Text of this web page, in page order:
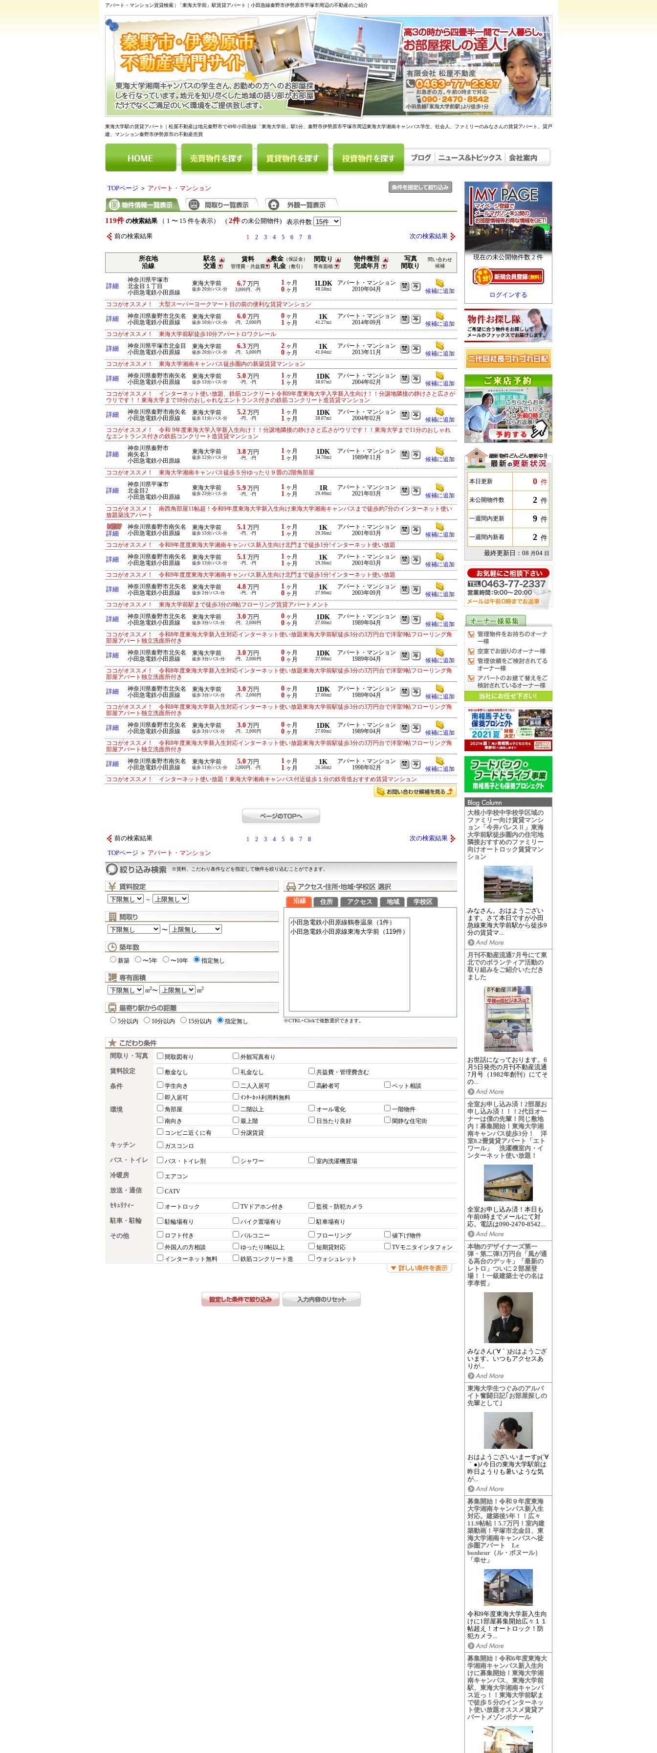
アパート・マンション賃貸検索 | 「東海大学前」駅賃貸アパート｜小田急線秦野市伊勢原市平塚市周辺の不動産のご紹介
東海大学駅の賃貸アパート｜松屋不動産は地元秦野市で49年小田急線「東海大学前」駅1分、秦野市伊勢原市平塚市周辺東海大学湘南キャンパス学生、社会人、ファミリーのみなさんの賃貸アパート、貸戸
建、マンション秦野市伊勢原市の不動産売買
現在の未公開物件数 2 件
ログインする
本日更新 0 件
未公開物件数 2 件
一週間内更新 9 件
一週間内新着 2 件
最終更新日：08 月04 日
大根小学校中学校学区域の
ファミリー向け賃貸マンシ
ョン「今井パレスⅡ」東海
大学前駅徒歩圏内の住宅地
隣接おすすめのファミリー
向けオートロック賃貸マン
ション
みなさん。おはようござい
ます。さて本日ですが小田
急線東海大学前駅から徒歩9
分の賃貸マ...
月刊不動産流通7月号にて東
北でのボランティア活動の
取り組みをご紹介いただき
ました
お世話になっております。6
月5日発売の月刊不動産流通
7月号（1982年創刊）にてそ
の...
全室お申し込み済！2部屋お
申し込み済！！！2代目オー
ナーは僕の先輩！同じ敷地
内！募集開始！東海大学湘
南キャンパス徒歩3分！ 洋
室8.2畳賃貸アパート「エト
ワール」 洗濯機室内・イ
ンターネット使い放題！
全室お申し込み済！本日も
午前0時までメールにて対
応。電話は090-2470-8542...
本物のデザイナーズ第一
弾・第二弾3万円台「風が通
る高台のデッキ」「最新の
レトロ」ついに２部屋登
場！！一級建築士その名は
李孝哲」
みなさん(´∀｀)おはようござ
います。いつもアクセスあ
りが...
東海大学生つぐみのアルバ
イト奮闘日記｢お部屋探しの
先輩として｣
おはようございいまーすp(´∀
｀●)ﾉ今日の東海大学駅前は
昨日ようりも暑いような気
が...
募集開始！令和９年度東海
大学湘南キャンパス新入生
対応。建築後5年！！広々
11.9帖帖！5.7万円！室内建
築動画！平塚市北金目、東
海大学湘南キャンパスへ徒
歩圏アパート Le
bonheur（ル・ボヌール）
「幸せ」
令和9年度東海大学新入生向
けに1部屋募集開始広々１１
帖超え！オートロック！防
犯カメラ...
募集開始！令和6年度東海大
学湘南キャンパス新入生向
けに募集開始！東海大学湘
南キャンパス、東海大学前
駅、東海大学湘南キャンパ
ス近っ！！東海大学前駅ま
で徒歩５分のインターネッ
ト使い放題オススメ賃貸ア
パートメゾンボナール
TOPページ ＞ アパート・マンション
119件 の検索結果（ 1 〜 15 件を表示） ( 2件の未公開物件) 表示件数
前の検索結果 1 2 3 4 5 6 7 8 次の検索結果
所在地
沿線
駅名
交通
賃料
管理費・共益費
敷金（保証金）
礼金（敷引）
間取り
専有面積
物件種別
完成年月
写真
間取り
問い合わせ
候補
詳細
神奈川県平塚市
北金目１丁目
小田急電鉄小田原線
東海大学前
徒歩 20分/バス-分
6.7万円
3,000円、-円
1 ヶ月
0ヶ月
1LDK
48.58m2
アパート・マンション
2010年04月
候補に追加
ココがオススメ！ 大型スーパーヨークマート目の前の便利な賃貸マンション
詳細
神奈川県秦野市北矢名
小田急電鉄小田原線
東海大学前
徒歩 10分/バス-分
6.0万円
-円、 2,000円
0ヶ月
1 ヶ月
1K
41.27m2
アパート・マンション
2014年09月
候補に追加
ココがオススメ！ 東海大学前駅徒歩10分アパートロワクレール
詳細
神奈川県平塚市北金目
小田急電鉄小田原線
東海大学前
徒歩 20分/バス-分
6.3万円
-円、 5,000円
2ヶ月
0ヶ月
1K
41.04m2
アパート・マンション
2013年11月
候補に追加
ココがオススメ！ 東海大学湘南キャンパス徒歩圏内の新築賃貸マンション
詳細
神奈川県秦野市南矢名
小田急電鉄小田原線
東海大学前
徒歩 13分/バス-分
5.0万円
-円、-円
1 ヶ月
1 ヶ月
1DK
38.07m2
アパート・マンション
2004年02月
候補に追加
ココがオススメ！ インターネット使い放題、鉄筋コンクリート令和9年度東海大学入学新入生向け！！分譲地隣接の静けさと広さが
ウリです！！東海大学まで10分のおしゃれなエントランス付きの鉄筋コンクリート造賃貸マンション
詳細
神奈川県秦野市南矢名
小田急電鉄小田原線
東海大学前
徒歩 11分/バス-分
5.2万円
-円、-円
1 ヶ月
1 ヶ月
1DK
38.07m2
アパート・マンション
2004年02月
候補に追加
ココがオススメ！ 令和 9年度東海大学入学新入生向け！！分譲地隣接の静けさと広さがウリです！！東海大学まで11分のおしゃれ
なエントランス付きの鉄筋コンクリート造賃貸マンション
詳細
神奈川県秦野市
南矢名3
小田急電鉄小田原線
東海大学前
徒歩 12分/バス-分
3.8万円
-円、-円
1 ヶ月
1 ヶ月
1DK
34.70m2
アパート・マンション
1989年11月
候補に追加
ココがオススメ！ 東海大学湘南キャンパス徒歩５分ゆったり９畳の2階角部屋
詳細
神奈川県平塚市
北金目2
小田急電鉄小田原線
東海大学前
徒歩 23分/バス-分
5.9万円
-円、-円
1 ヶ月
1 ヶ月
1R
29.49m2
アパート・マンション
2021年03月
候補に追加
ココがオススメ！ 南西角部屋11帖超！令和9年度東海大学新入生向け東海大学湘南キャンパスまで徒歩約7分のインターネット使い
放題築浅アパート
詳細
神奈川県秦野市南矢名
小田急電鉄小田原線
東海大学前
徒歩 13分/バス-分
5.1 万円
-円、-円
1 ヶ月
1 ヶ月
1K
29.36m2
アパート・マンション
2001年03月
候補に追加
ココがオススメ！ 令和9年度度東海大学湘南キャンパス新入生向け北門まで徒歩1分!インターネット使い放題
詳細
神奈川県秦野市南矢名
小田急電鉄小田原線
東海大学前
徒歩 13分/バス-分
5.1 万円
-円、-円
1 ヶ月
1 ヶ月
1K
29.36m2
アパート・マンション
2001年03月
候補に追加
ココがオススメ！ 令和9年度度東海大学湘南キャンパス新入生向け北門まで徒歩1分!インターネット使い放題
詳細
神奈川県秦野市北矢名
小田急電鉄小田原線
東海大学前
徒歩 2分/バス-分
4.8万円
-円、-円
1 ヶ月
0ヶ月
1K
27.90m2
アパート・マンション
2003年09月
候補に追加
ココがオススメ！ 東海大学前駅まで徒歩3分の8帖フローリング賃貸アパートメント
詳細
神奈川県秦野市北矢名
小田急電鉄小田原線
東海大学前
徒歩 3分/バス-分
3.0万円
-円、 2,000円
0ヶ月
0ヶ月
1DK
27.00m2
アパート・マンション
1989年04月
候補に追加
ココがオススメ！ 令和8年度東海大学新入生対応インターネット使い放題東海大学前駅徒歩3分の3万円台で洋室9帖フローリング角
部屋アパート独立洗面所付き
詳細
神奈川県秦野市北矢名
小田急電鉄小田原線
東海大学前
徒歩 3分/バス-分
3.0万円
-円、 2,000円
0ヶ月
0ヶ月
1DK
27.00m2
アパート・マンション
1989年04月
候補に追加
ココがオススメ！ 令和8年度東海大学新入生対応インターネット使い放題東海大学前駅徒歩3分の3万円台で洋室9帖フローリング角
部屋アパート独立洗面所付き
詳細
神奈川県秦野市北矢名
小田急電鉄小田原線
東海大学前
徒歩 3分/バス-分
3.0万円
-円、 2,000円
0ヶ月
0ヶ月
1DK
27.00m2
アパート・マンション
1989年04月
候補に追加
ココがオススメ！ 令和8年度東海大学新入生対応インターネット使い放題東海大学前駅徒歩3分の3万円台で洋室9帖フローリング角
部屋アパート独立洗面所付き
詳細
神奈川県秦野市北矢名
小田急電鉄小田原線
東海大学前
徒歩 3分/バス-分
3.0万円
-円、 2,000円
0ヶ月
0ヶ月
1DK
27.00m2
アパート・マンション
1989年04月
候補に追加
ココがオススメ！ 令和8年度東海大学新入生対応インターネット使い放題東海大学前駅徒歩3分の3万円台で洋室9帖フローリング角
部屋アパート独立洗面所付き
詳細
神奈川県秦野市南矢名
小田急電鉄小田原線
東海大学前
徒歩 11分/バス-分
5.0万円
2,000円、-円
1 ヶ月
1 ヶ月
1K
26.56m2
アパート・マンション
1998年02月
候補に追加
ココがオススメ！ インターネット使い放題！東海大学湘南キャンパス付近徒歩１分の鉄骨造おすすめ賃貸マンション
前の検索結果 1 2 3 4 5 6 7 8 次の検索結果
TOPページ ＞ アパート・マンション
※賃料、こだわり条件などを指定して物件を絞り込むことができます。
～
〜
新築 〜5年 〜10年 指定無し
m2〜 m2
5分以内 10分以内 15分以内 指定無し
沿線 住所 アクセス 地域 学校区
※CTRL+Clickで複数選択できます。
間取り・写真 間取図有り 外観写真有り
賃料設定 敷金なし 礼金なし 共益費・管理費含む
条件 学生向き 二人入居可 高齢者可
ペット相談
即入居可
ｲﾝﾀｰﾈｯﾄ利用料無料
環境 角部屋 二階以上 オール電化
一階物件
南向き
最上階 日当たり良好
閑静な住宅街
コンビニ近くに有
分譲賃貸
キッチン ガスコンロ
バス・トイレ バス・トイレ別 シャワー 室内洗濯機置場
冷暖房 エアコン
放送・通信 CATV
ｾｷｭﾘﾃｨｰ オートロック TVドアホン付き 監視・防犯カメラ
駐車・駐輪 駐輪場有り バイク置場有り 駐車場有り
その他 ロフト付き バルコニー フローリング
値下げ物件
外国人の方相談
ゆったり8帖以上 短期貸対応
TVモニタインタフォン
インターネット無料
鉄筋コンクリート造 ウォシュレット